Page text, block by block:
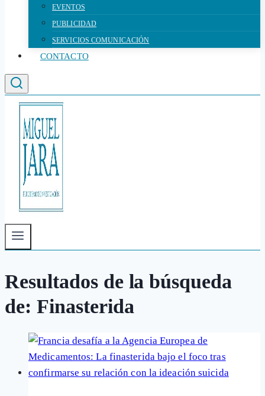
EVENTOS
PUBLICIDAD
SERVICIOS COMUNICACIÓN
CONTACTO
Resultados de la búsqueda
de: Finasterida